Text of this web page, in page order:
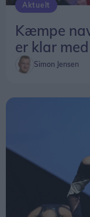
Aktuelt
Kæmpe
er klar
Simon Jensen